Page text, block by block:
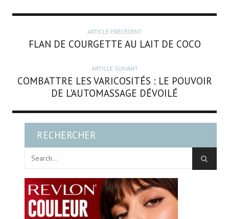
ARTICLE PRÉCÉDENT
FLAN DE COURGETTE AU LAIT DE COCO
ARTICLE SUIVANT
COMBATTRE LES VARICOSITÉS : LE POUVOIR
DE L'AUTOMASSAGE DÉVOILÉ
RECHERCHER